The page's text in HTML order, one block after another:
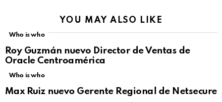
YOU MAY ALSO LIKE
Who is who
Roy Guzmán nuevo Director de Ventas de
Oracle Centroamérica
Who is who
Max Ruiz nuevo Gerente Regional de Netsecure